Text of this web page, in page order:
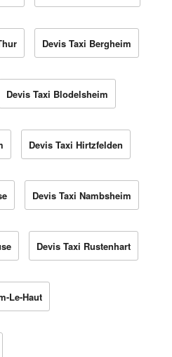
Devis Taxi Bergheim
Devis Taxi Blodelsheim
Devis Taxi Hirtzfelden
Devis Taxi Nambsheim
Devis Taxi Rustenhart
Le-Haut